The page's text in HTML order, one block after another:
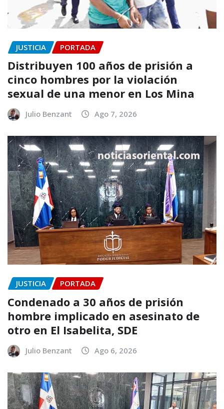
JUSTICIA PORTADA
Distribuyen 100 años de prisión a
cinco hombres por la violación
sexual de una menor en Los Mina
Julio Benzant Ago 7, 2026
JUSTICIA PORTADA
Condenado a 30 años de prisión
hombre implicado en asesinato de
otro en El Isabelita, SDE
Julio Benzant Ago 6, 2026